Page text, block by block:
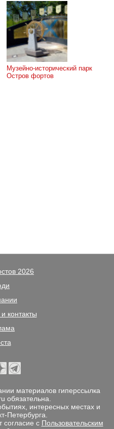
Музейно-исторический парк
Остров фортов
2026
контакты
материалов гиперссылка
обязательна.
интересных местах и
Петербурга.
согласие с Пользовательским